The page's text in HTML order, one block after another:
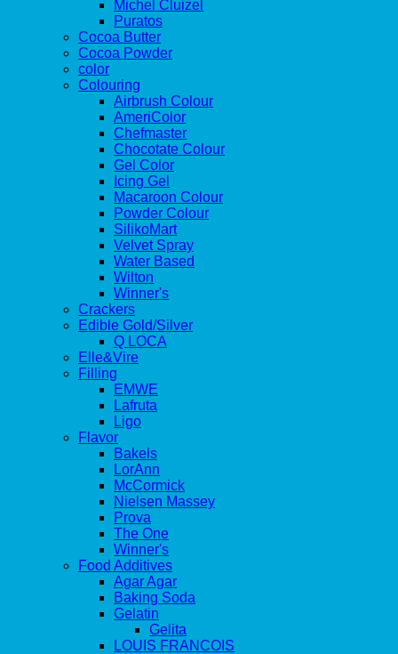
Michel Cluizel
Puratos
Cocoa Butter
Cocoa Powder
color
Colouring
Airbrush Colour
AmeriColor
Chefmaster
Chocotate Colour
Gel Color
Icing Gel
Macaroon Colour
Powder Colour
SilikoMart
Velvet Spray
Water Based
Wilton
Winner's
Crackers
Edible Gold/Silver
Q LOCA
Elle&Vire
Filling
EMWE
Lafruta
Ligo
Flavor
Bakels
LorAnn
McCormick
Nielsen Massey
Prova
The One
Winner's
Food Additives
Agar Agar
Baking Soda
Gelatin
Gelita
LOUIS FRANCOIS